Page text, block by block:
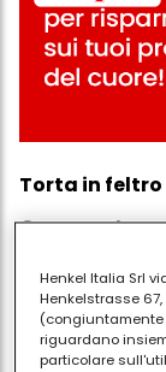
Torta in
Occorrente
Cartone
Feltro
Henkel Italia Srl
Henkelstrasse
(congiuntamente
riguardano
particolare